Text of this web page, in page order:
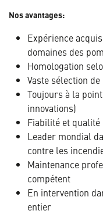
Nos avantages:
Expérience
domaines des
Homologation
Vaste sélection
Toujours à la
innovations)
Fiabilité et qualité
Leader mondial
contre les
Maintenance
compétent
En intervention
entier